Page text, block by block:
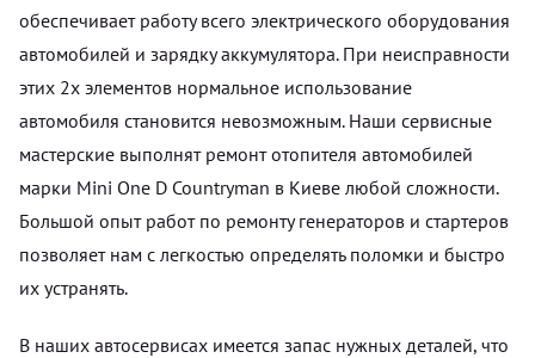
обеспечивает работу всего электрического оборудования
автомобилей и зарядку аккумулятора. При неисправности
этих 2х элементов нормальное использование
автомобиля становится невозможным. Наши сервисные
мастерские выполнят ремонт отопителя автомобилей
марки Mini One D Countryman в Киеве любой сложности.
Большой опыт работ по ремонту генераторов и стартеров
позволяет нам с легкостью определять поломки и быстро
их устранять.
В наших автосервисах имеется запас нужных деталей, что